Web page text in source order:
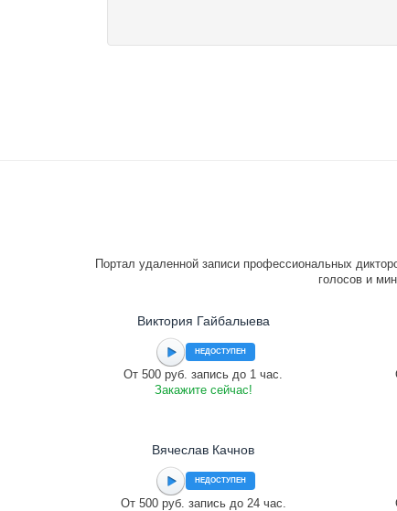
Портал удаленной записи профессиональных
голосов и
Виктория Гайбалыева
НЕДОСТУПЕН
От 500 руб. запись до 1 час.
Закажите сейчас!
Вячеслав Качнов
НЕДОСТУПЕН
От 500 руб. запись до 24 час.